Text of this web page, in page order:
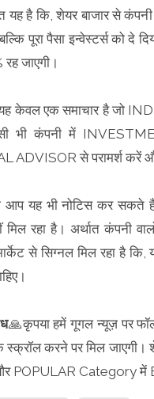
यह है कि, शेयर बाजार से
बल्कि पूरा पैसा इन्वेस्टर्स को
जाएगी।
केवल एक समाचार है जो
भी कंपनी में
ADVISOR से परामर्श करें
यह भी नोटिस कर सकते हैं
मिल रहा है। अर्थात कंपनी
से सिग्नल मिल रहा है
🙏कृपया हमें गूगल न्यूज़ पर
स्क्रॉल करने पर मिल जाएगी।
POPULAR Category में